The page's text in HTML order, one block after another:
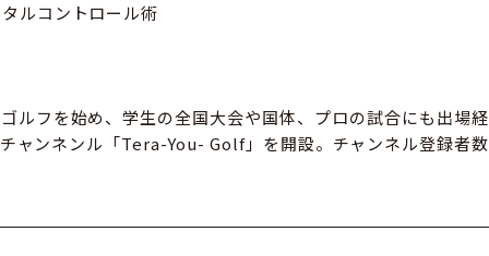
ルコントロール術
ルフを始め、学生の全国大会や国体、プロの試合にも出場
ャンネンル「Tera-You- Golf」を開設。チャンネル登録者